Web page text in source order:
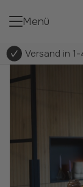
Menü
Versand in